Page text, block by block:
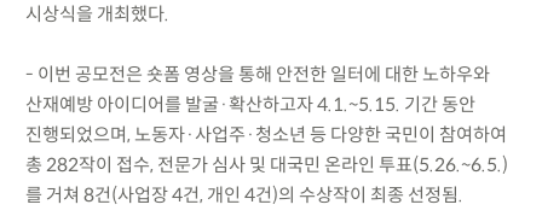
시상식을 개최했다.
- 이번 공모전은 숏폼 영상을 통해 안전한 일터에 대한 노하우와
산재예방 아이디어를 발굴·확산하고자 4.1.~5.15. 기간 동안
진행되었으며, 노동자·사업주·청소년 등 다양한 국민이 참여하여
총 282작이 접수, 전문가 심사 및 대국민 온라인 투표(5.26.~6.5.)
를 거쳐 8건(사업장 4건, 개인 4건)의 수상작이 최종 선정됨.